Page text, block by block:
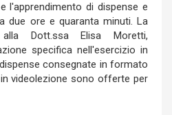
l'apprendimento di dispense e
due ore e quaranta minuti. La
Dott.ssa Elisa Moretti,
specifica nell'esercizio in
consegnate in formato
videolezione sono offerte per